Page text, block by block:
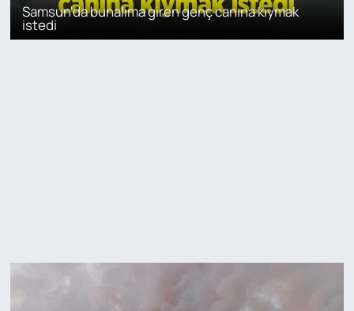
Samsun'da bunalıma giren genç canına kıymak
istedi